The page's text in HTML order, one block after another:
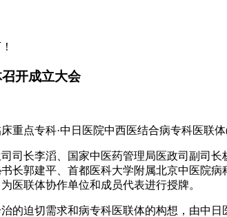
开成立大会
点专科·中日医院中西医结合病专科医联
长李滔、国家中医药管理局医政司副司长
长郭建平、首都医科大学附属北京中医院
医联体协作单位和成员代表进行授牌。
迫切需求和病专科医联体的构想，由中日